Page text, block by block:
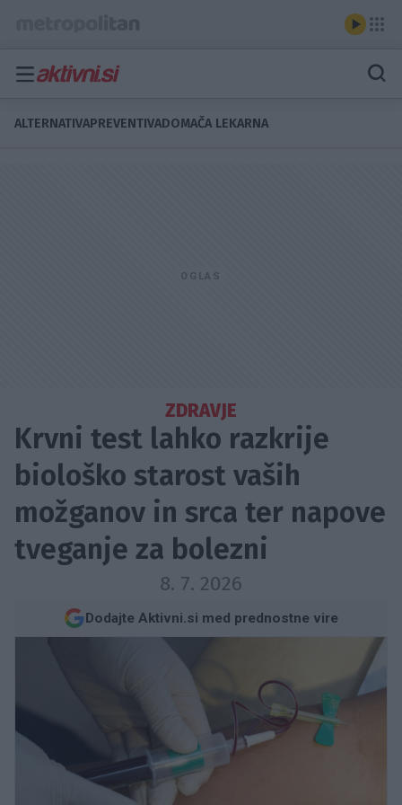
ALTERNATIVAPREVENTIVADOMAČA LEKARNA
ZDRAVJE
Krvni test lahko razkrije
biološko starost vaših
možganov in srca ter napove
tveganje za bolezni
8. 7. 2026
Dodajte Aktivni.si med prednostne vire